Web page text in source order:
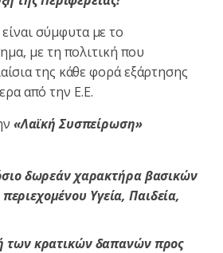
σύμφυτα με το
με τη πολιτική που
της κάθε φορά εξάρτησης
από την Ε.Ε.
«Λαϊκή Συσπείρωση»
δωρεάν χαρακτήρα βασικών
Υγεία, Παιδεία,
των κρατικών δαπανών προς